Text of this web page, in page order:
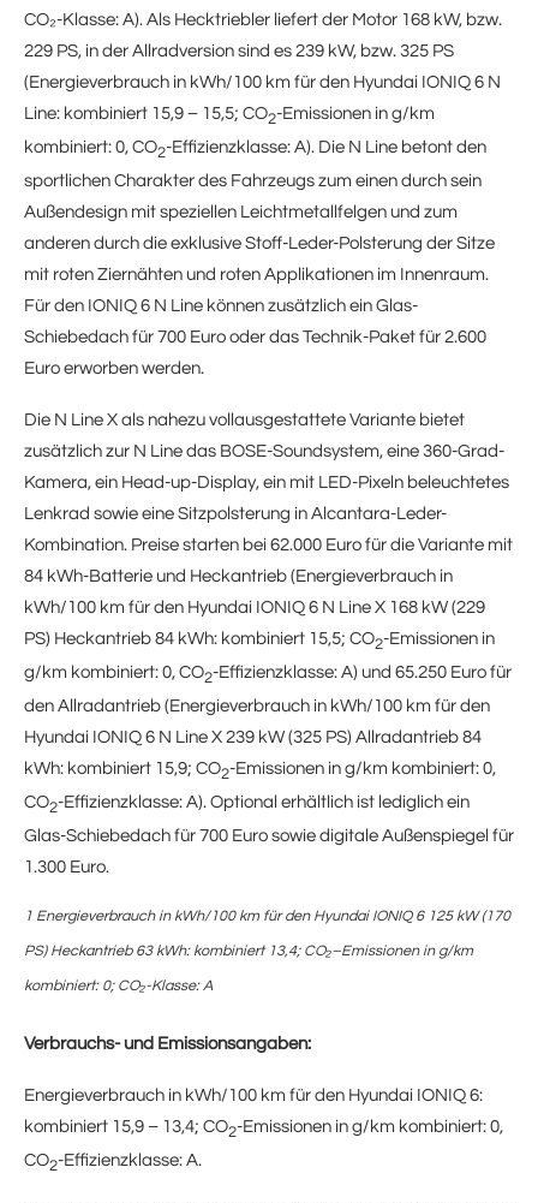
CO₂-Klasse: A). Als Hecktriebler liefert der Motor 168 kW, bzw.
229 PS, in der Allradversion sind es 239 kW, bzw. 325 PS
(Energieverbrauch in kWh/100 km für den Hyundai IONIQ 6 N
Line: kombiniert 15,9 – 15,5; CO2-Emissionen in g/km
kombiniert: 0, CO2-Effizienzklasse: A). Die N Line betont den
sportlichen Charakter des Fahrzeugs zum einen durch sein
Außendesign mit speziellen Leichtmetallfelgen und zum
anderen durch die exklusive Stoff-Leder-Polsterung der Sitze
mit roten Ziernähten und roten Applikationen im Innenraum.
Für den IONIQ 6 N Line können zusätzlich ein Glas-
Schiebedach für 700 Euro oder das Technik-Paket für 2.600
Euro erworben werden.
Die N Line X als nahezu vollausgestattete Variante bietet
zusätzlich zur N Line das BOSE-Soundsystem, eine 360-Grad-
Kamera, ein Head-up-Display, ein mit LED-Pixeln beleuchtetes
Lenkrad sowie eine Sitzpolsterung in Alcantara-Leder-
Kombination. Preise starten bei 62.000 Euro für die Variante mit
84 kWh-Batterie und Heckantrieb (Energieverbrauch in
kWh/100 km für den Hyundai IONIQ 6 N Line X 168 kW (229
PS) Heckantrieb 84 kWh: kombiniert 15,5; CO2-Emissionen in
g/km kombiniert: 0, CO2-Effizienzklasse: A) und 65.250 Euro für
den Allradantrieb (Energieverbrauch in kWh/100 km für den
Hyundai IONIQ 6 N Line X 239 kW (325 PS) Allradantrieb 84
kWh: kombiniert 15,9; CO2-Emissionen in g/km kombiniert: 0,
CO2-Effizienzklasse: A). Optional erhältlich ist lediglich ein
Glas-Schiebedach für 700 Euro sowie digitale Außenspiegel für
1.300 Euro.
1 Energieverbrauch in kWh/100 km für den Hyundai IONIQ 6 125 kW (170
PS) Heckantrieb 63 kWh: kombiniert 13,4; CO₂–Emissionen in g/km
kombiniert: 0; CO₂-Klasse: A
Verbrauchs- und Emissionsangaben:
Energieverbrauch in kWh/100 km für den Hyundai IONIQ 6:
kombiniert 15,9 – 13,4; CO2-Emissionen in g/km kombiniert: 0,
CO2-Effizienzklasse: A.